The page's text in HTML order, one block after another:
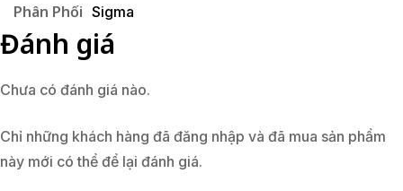
Phân Phối Sigma
Đánh giá
Chưa có đánh giá nào.
Chỉ những khách hàng đã đăng nhập và đã mua sản phẩm
này mới có thể để lại đánh giá.